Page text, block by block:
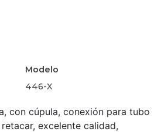
Modelo
446-X
con cúpula, conexión para tubo
excelente calidad,